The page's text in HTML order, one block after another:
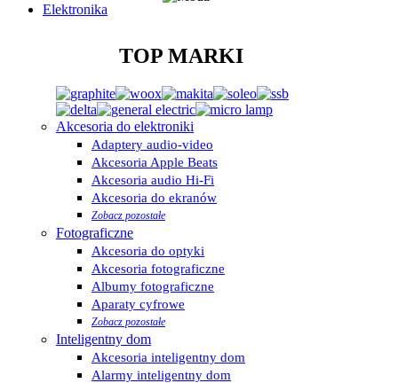
Elektronika
TOP MARKI
Akcesoria do elektroniki
Adaptery audio-video
Akcesoria Apple Beats
Akcesoria audio Hi-Fi
Akcesoria do ekranów
Zobacz pozostałe
Fotograficzne
Akcesoria do optyki
Akcesoria fotograficzne
Albumy fotograficzne
Aparaty cyfrowe
Zobacz pozostałe
Inteligentny dom
Akcesoria inteligentny dom
Alarmy inteligentny dom